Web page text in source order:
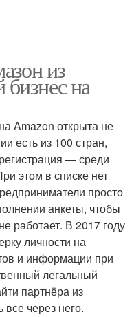
из
на
Amazon открыта не
есть из 100 стран,
— среди
этом в списке нет
просто
анкеты, чтобы
работает. В 2017 году
личности на
и информации при
легальный
партнёра из
через него.